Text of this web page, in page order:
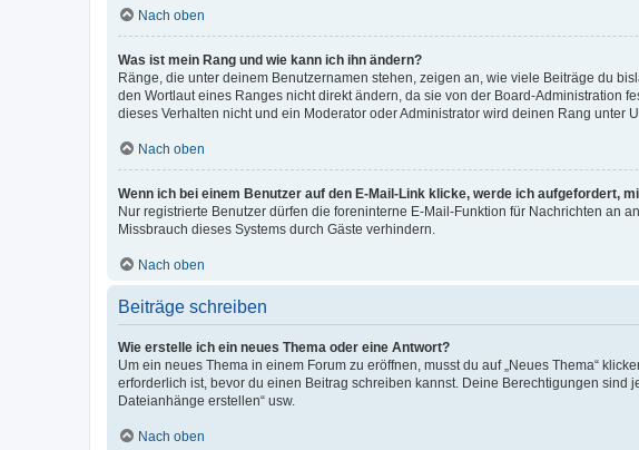
Nach oben
Was ist mein Rang und wie kann ich ihn ändern?
Ränge, die unter deinem Benutzernamen stehen, zeigen an, wie viele Beiträge du
den Wortlaut eines Ranges nicht direkt ändern, da sie von der Board-
dieses Verhalten nicht und ein Moderator oder Administrator wird deinen Rang unter
Nach oben
Wenn ich bei einem Benutzer auf den E-Mail-Link klicke, werde ich aufgefordert,
Nur registrierte Benutzer dürfen die foreninterne E-Mail-Funktion für Nachrichten an
Missbrauch dieses Systems durch Gäste verhindern.
Nach oben
Beiträge schreiben
Wie erstelle ich ein neues Thema oder eine Antwort?
Um ein neues Thema in einem Forum zu eröffnen, musst du auf „Neues Thema“
erforderlich ist, bevor du einen Beitrag schreiben kannst. Deine Berechtigungen sind
Dateianhänge erstellen“ usw.
Nach oben